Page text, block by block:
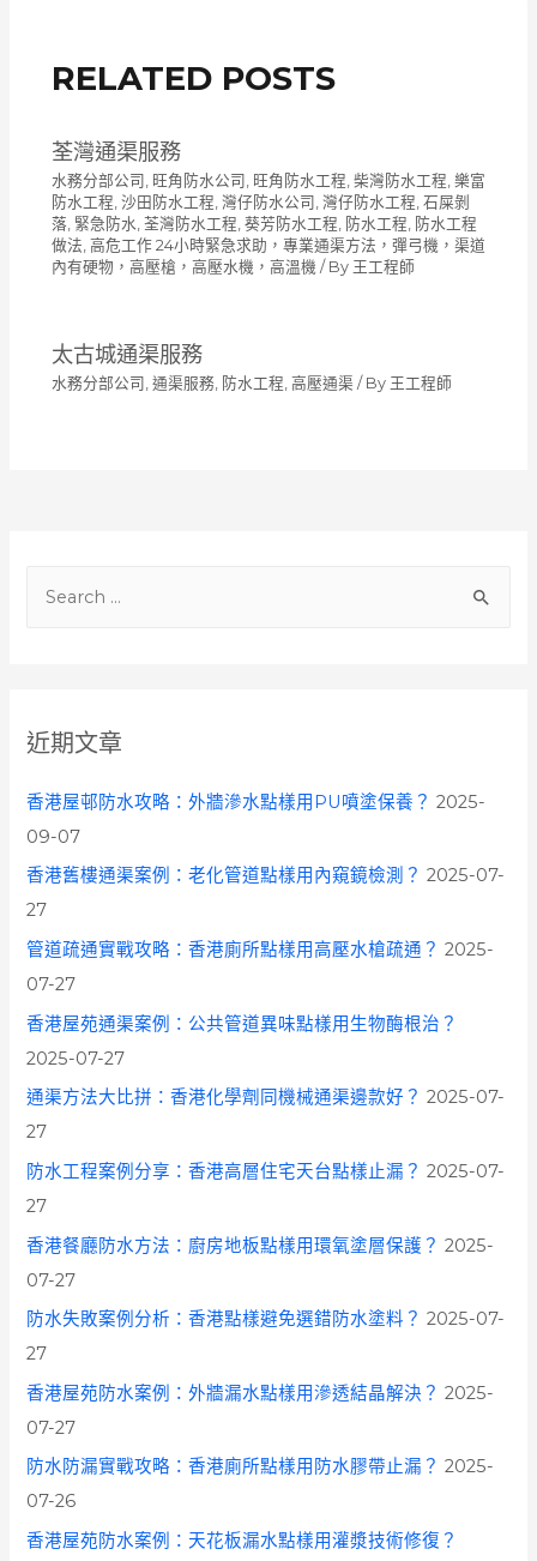
h
f
o
近期文章
香港屋邨防水攻略：外牆滲水點樣用PU噴塗保養？ 2025-
09-07
香港舊樓通渠案例：老化管道點樣用內窺鏡檢測？ 2025-07-
27
管道疏通實戰攻略：香港廁所點樣用高壓水槍疏通？ 2025-
07-27
香港屋苑通渠案例：公共管道異味點樣用生物酶根治？
2025-07-27
通渠方法大比拼：香港化學劑同機械通渠邊款好？ 2025-07-
27
防水工程案例分享：香港高層住宅天台點樣止漏？ 2025-07-
27
香港餐廳防水方法：廚房地板點樣用環氧塗層保護？ 2025-
07-27
防水失敗案例分析：香港點樣避免選錯防水塗料？ 2025-07-
27
香港屋苑防水案例：外牆漏水點樣用滲透結晶解決？ 2025-
07-27
防水防漏實戰攻略：香港廁所點樣用防水膠帶止漏？ 2025-
07-26
香港屋苑防水案例：天花板漏水點樣用灌漿技術修復？
RELATED POSTS
荃灣通渠服務
水務分部公司 , 旺角防水公司 , 旺角防水工程, 柴灣防水工程, 樂富
防水工程, 沙田防水工程, 灣仔防水公司 , 灣仔防水工程, 石屎剝
落, 緊急防水, 荃灣防水工程, 葵芳防水工程, 防水工程, 防水工程
做法, 高危工作 24小時緊急求助，專業通渠方法，彈弓機，渠道
內有硬物，高壓槍，高壓水機，高溫機 / By 王工程師
太古城通渠服務
水務分部公司 通渠服務 防水工程 高壓通渠 / By 王工程師